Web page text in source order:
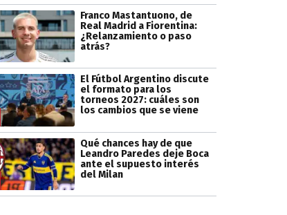
Franco Mastantuono, de
Real Madrid a Fiorentina:
¿Relanzamiento o paso
atrás?
El Fútbol Argentino discute
el formato para los
torneos 2027: cuáles son
los cambios que se viene
Qué chances hay de que
Leandro Paredes deje Boca
ante el supuesto interés
del Milan